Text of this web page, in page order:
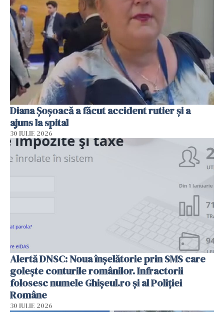
Diana Șoșoacă a făcut accident rutier și a
ajuns la spital
30 IULIE 2026
Alertă DNSC: Noua înșelătorie prin SMS care
golește conturile românilor. Infractorii
folosesc numele Ghișeul.ro și al Poliției
Române
30 IULIE 2026